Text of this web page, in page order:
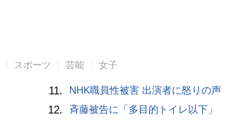
スポーツ 芸能 女子
11. NHK職員性被害 出演者に怒りの声
12. 斉藤被告に「多目的トイレ以下」